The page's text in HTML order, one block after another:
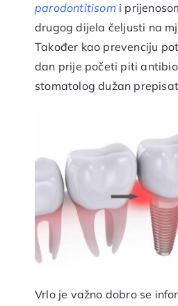
parodontitisom i
drugog dijela čeljusti na
Također kao prevenciju
dan prije početi piti
stomatolog dužan
Vrlo je važno dobro se